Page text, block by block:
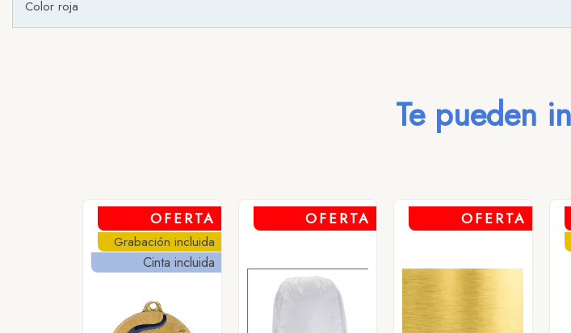
Color roja
Te pueden
OFERTA
Grabación incluida
Cinta incluida
OFERTA OFERTA